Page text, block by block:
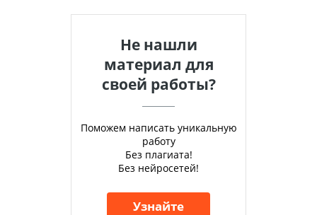
Не нашли
материал для
своей работы?
Поможем написать уникальную
работу
Без плагиата!
Без нейросетей!
Узнайте